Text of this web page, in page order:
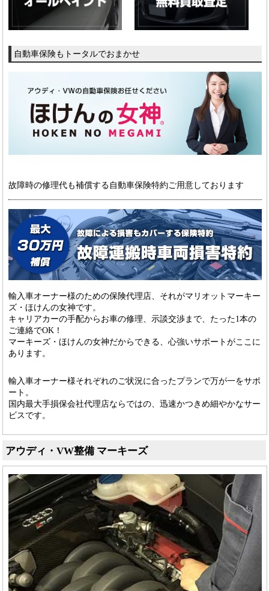
自動車保険もトータルでおまかせ
故障時の修理代も補償する自動車保険特約ご用意しております
輸入車オーナー様のための保険代理店、それがマリオットマーキー
ズ・ほけんの女神です。
キャリアカーの手配からお車の修理、示談交渉まで、たった1本の
ご連絡でOK！
マーキーズ・ほけんの女神だからできる、心強いサポートがここに
あります。
輸入車オーナー様それぞれのご状況に合ったプランで万が一をサポ
ート。
国内最大手損保会社代理店ならではの、迅速かつきめ細やかなサー
ビスです。
アウディ・VW整備 マーキーズ